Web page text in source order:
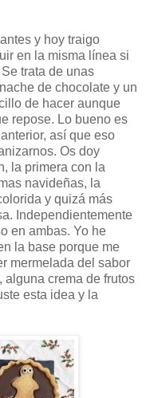
y hoy traigo
en la misma línea si
trata de unas
de chocolate y un
de hacer aunque
repose. Lo bueno es
así que eso
Os doy
la primera con la
navideñas, la
y quizá más
Independientemente
en ambas. Yo he
la base porque me
mermelada del sabor
alguna crema de frutos
esta idea y la